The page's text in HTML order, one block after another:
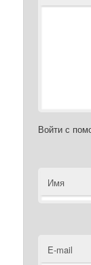
Войти с
Имя
E-mail